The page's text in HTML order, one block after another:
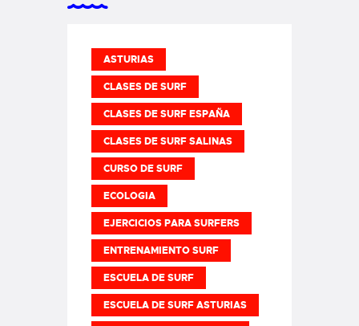
ASTURIAS
CLASES DE SURF
CLASES DE SURF ESPAÑA
CLASES DE SURF SALINAS
CURSO DE SURF
ECOLOGIA
EJERCICIOS PARA SURFERS
ENTRENAMIENTO SURF
ESCUELA DE SURF
ESCUELA DE SURF ASTURIAS